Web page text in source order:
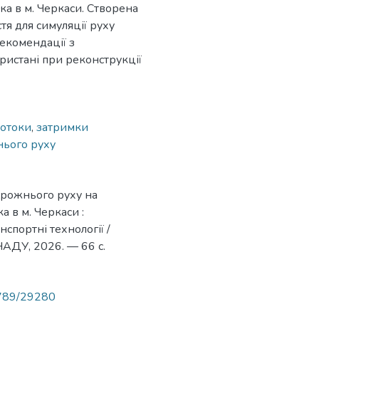
в м. Черкаси. Створена
для симуляції руху
з
при реконструкції
, затримки
руху
руху на
в м. Черкаси :
технології /
2026. — 66 с.
29280